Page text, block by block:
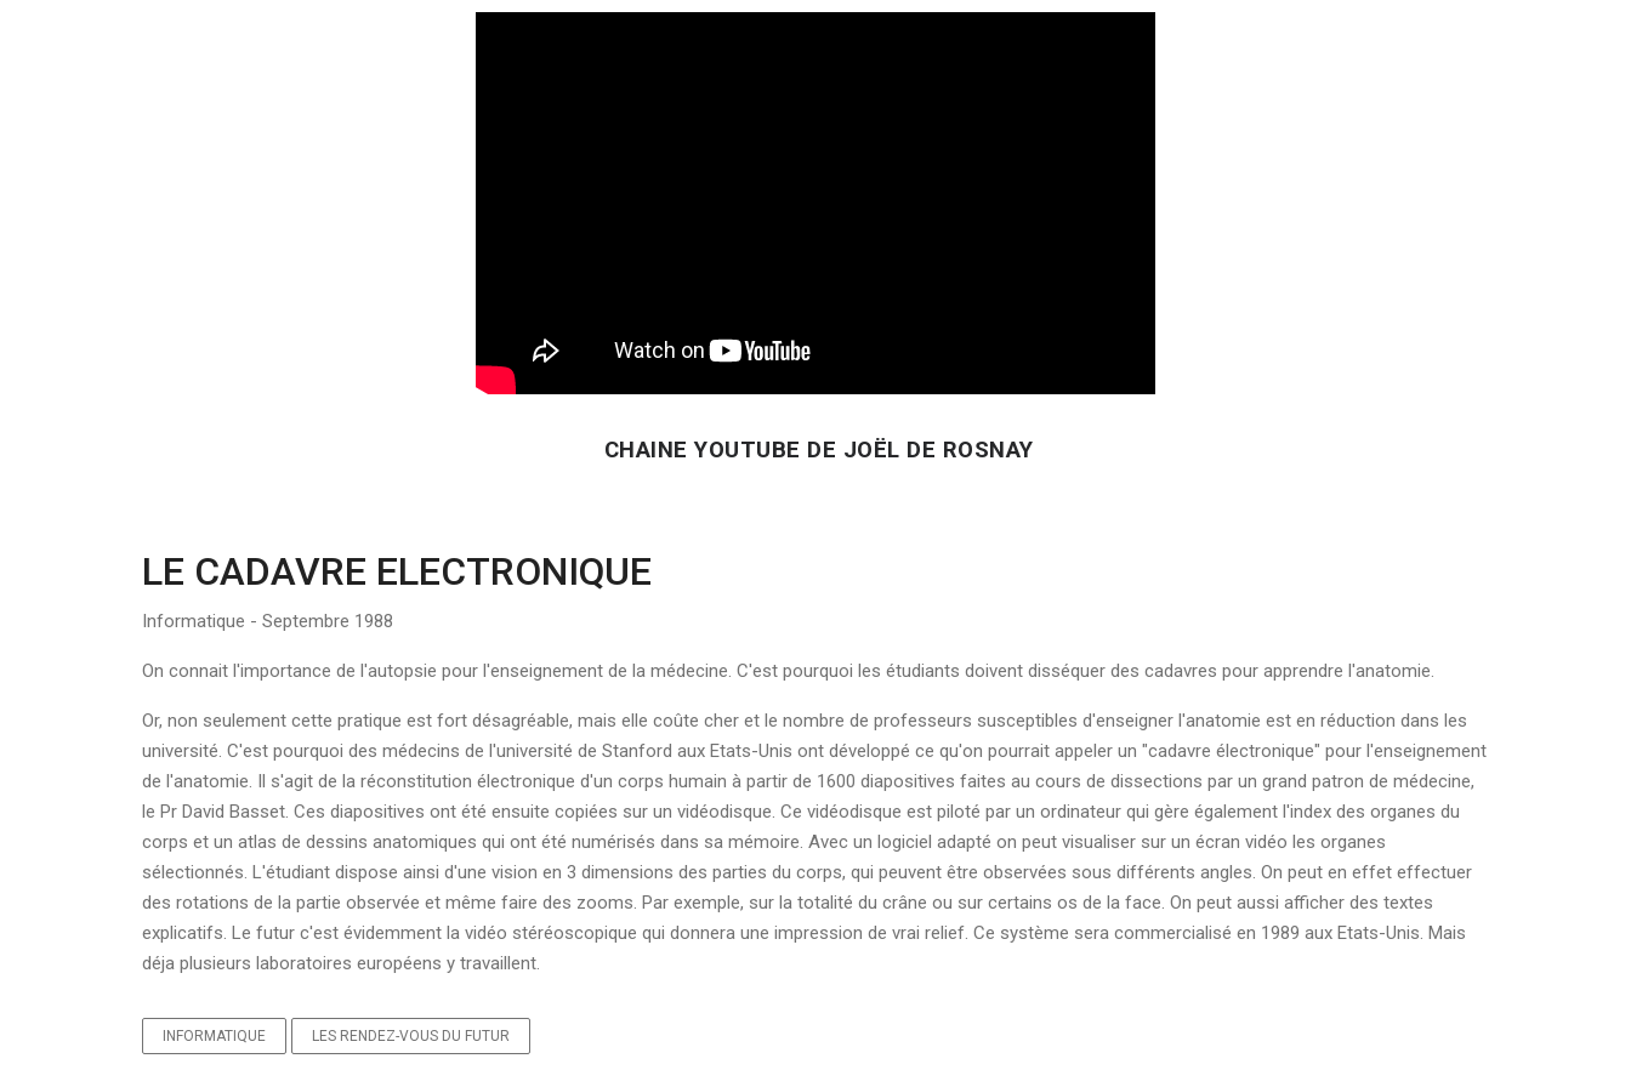
CHAINE YOUTUBE DE JOËL DE ROSNAY
LE CADAVRE ELECTRONIQUE
Informatique - Septembre 1988
On connait l'importance de l'autopsie pour l'enseignement de la médecine. C'est pourquoi les étudiants doivent disséquer des cadavres pour apprendre l'anatomie.
Or, non seulement cette pratique est fort désagréable, mais elle coûte cher et le nombre de professeurs susceptibles d'enseigner l'anatomie est en réduction dans les
université. C'est pourquoi des médecins de l'université de Stanford aux Etats-Unis ont développé ce qu'on pourrait appeler un "cadavre électronique" pour l'enseignement
de l'anatomie. Il s'agit de la réconstitution électronique d'un corps humain à partir de 1600 diapositives faites au cours de dissections par un grand patron de médecine,
le Pr David Basset. Ces diapositives ont été ensuite copiées sur un vidéodisque. Ce vidéodisque est piloté par un ordinateur qui gère également l'index des organes du
corps et un atlas de dessins anatomiques qui ont été numérisés dans sa mémoire. Avec un logiciel adapté on peut visualiser sur un écran vidéo les organes
sélectionnés. L'étudiant dispose ainsi d'une vision en 3 dimensions des parties du corps, qui peuvent être observées sous différents angles. On peut en effet effectuer
des rotations de la partie observée et même faire des zooms. Par exemple, sur la totalité du crâne ou sur certains os de la face. On peut aussi afficher des textes
explicatifs. Le futur c'est évidemment la vidéo stéréoscopique qui donnera une impression de vrai relief. Ce système sera commercialisé en 1989 aux Etats-Unis. Mais
déja plusieurs laboratoires européens y travaillent.
INFORMATIQUE LES RENDEZ-VOUS DU FUTUR